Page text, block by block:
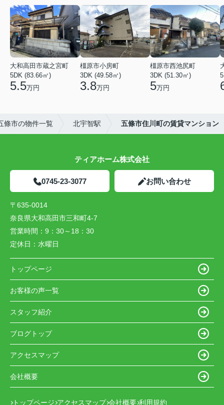
大和高田市蔵之宮町
5DK (83.66㎡)
5.5万円
橿原市小房町
3DK (49.58㎡)
3.8万円
橿原市西池尻町
3DK (51.30㎡)
5万円
條市の物件一覧 北宇智駅 五條市住川町の賃貸マンション
ティアホーム株式会社
0745-23-3077 お問い合わせ
〒635-0014
奈良県大和高田市三和町4-7
営業時間： 9：30～18：30
定休日： 水曜日
トップページ
お客様の声一覧
スタッフ紹介
ブログトップ
アクセスマップ
会社概要
トップページ アクセスマップ 会社概要 利用規約